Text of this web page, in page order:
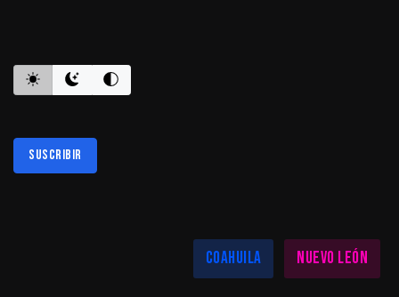
Suscribir
Coahuila
Nuevo León